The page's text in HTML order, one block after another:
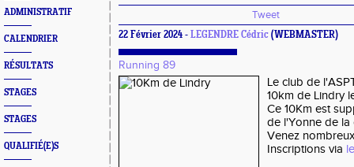
ADMINISTRATIF
CALENDRIER
RÉSULTATS
STAGES
STAGES
QUALIFIÉ(E)S
Tweet
22 Février 2024 - LEGENDRE Cédric (WEBMASTER)
Running 89
Le club de
10km de Lindry
Ce 10Km est
de l'Yonne de la
Venez
Inscriptions via